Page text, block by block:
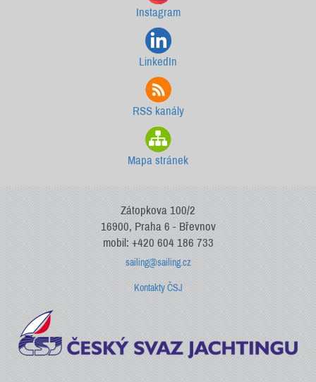
Instagram
LinkedIn
RSS kanály
Mapa stránek
Zátopkova 100/2
16900, Praha 6 - Břevnov
mobil: +420 604 186 733
sailing@sailing.cz
Kontakty ČSJ